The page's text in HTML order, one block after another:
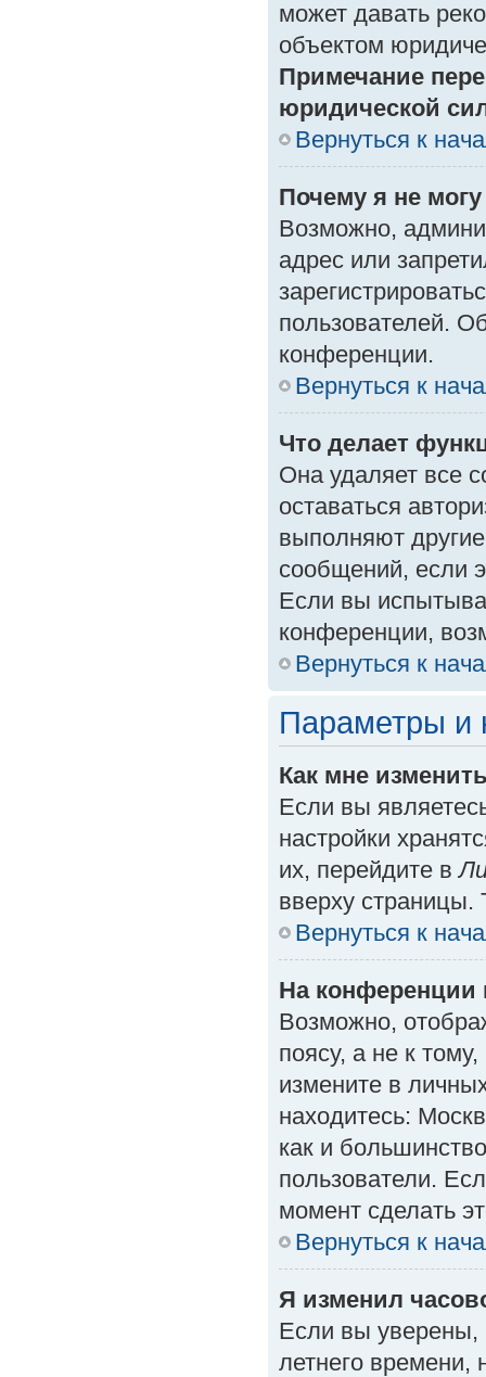
может давать
объектом
Примечание
юридической
Вернуться к
Почему я не
Возможно,
адрес или
пользователей.
конференции.
Вернуться к
Что делает
Она удаляет все
оставаться
выполняют
сообщений, если
Если вы
конференции,
Вернуться к
Параметры и
Как мне
Если вы
настройки
их, перейдите в
вверху страницы.
Вернуться к
На конференции
Возможно,
поясу, а не к
измените в
находитесь:
как и
пользователи.
момент сделать
Вернуться к
Я изменил
Если вы уверены,
летнего времени,